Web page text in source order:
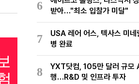
6
받아…"최소 입찰가 미달"
7
USA 레어 어스, 텍사스 미네
병 완료
8
YXT닷컴, 105만 달러 규모
행…R&D 및 인프라 투자